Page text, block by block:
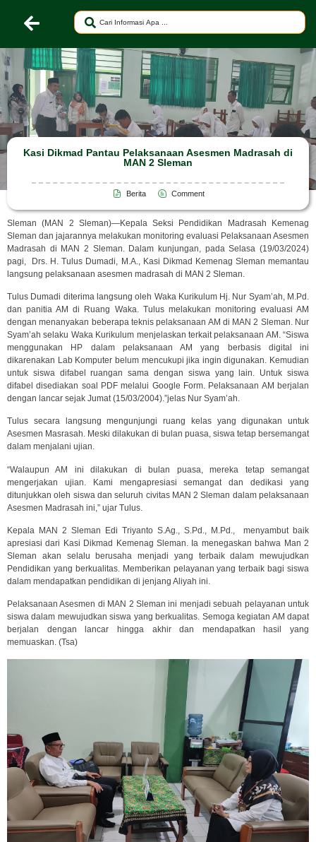
Kasi Dikmad Pantau Pelaksanaan Asesmen Madrasah di
MAN 2 Sleman
Berita Comment
Sleman (MAN 2 Sleman)—Kepala Seksi Pendidikan Madrasah Kemenag
Sleman dan jajarannya melakukan monitoring evaluasi Pelaksanaan Asesmen
Madrasah di MAN 2 Sleman. Dalam kunjungan, pada Selasa (19/03/2024)
pagi, Drs. H. Tulus Dumadi, M.A., Kasi Dikmad Kemenag Sleman memantau
langsung pelaksanaan asesmen madrasah di MAN 2 Sleman.
Tulus Dumadi diterima langsung oleh Waka Kurikulum Hj. Nur Syam’ah, M.Pd.
dan panitia AM di Ruang Waka. Tulus melakukan monitoring evaluasi AM
dengan menanyakan beberapa teknis pelaksanaan AM di MAN 2 Sleman. Nur
Syam’ah selaku Waka Kurikulum menjelaskan terkait pelaksanaan AM. “Siswa
menggunakan HP dalam pelaksanaan AM yang berbasis digital ini
dikarenakan Lab Komputer belum mencukupi jika ingin digunakan. Kemudian
untuk siswa difabel ruangan sama dengan siswa yang lain. Untuk siswa
difabel disediakan soal PDF melalui Google Form. Pelaksanaan AM berjalan
dengan lancar sejak Jumat (15/03/2004).”jelas Nur Syam’ah.
Tulus secara langsung mengunjungi ruang kelas yang digunakan untuk
Asesmen Masrasah. Meski dilakukan di bulan puasa, siswa tetap bersemangat
dalam menjalani ujian.
“Walaupun AM ini dilakukan di bulan puasa, mereka tetap semangat
mengerjakan ujian. Kami mengapresiasi semangat dan dedikasi yang
ditunjukkan oleh siswa dan seluruh civitas MAN 2 Sleman dalam pelaksanaan
Asesmen Madrasah ini,” ujar Tulus.
Kepala MAN 2 Sleman Edi Triyanto S.Ag., S.Pd., M.Pd., menyambut baik
apresiasi dari Kasi Dikmad Kemenag Sleman. Ia menegaskan bahwa Man 2
Sleman akan selalu berusaha menjadi yang terbaik dalam mewujudkan
Pendidikan yang berkualitas. Memberikan pelayanan yang terbaik bagi siswa
dalam mendapatkan pendidikan di jenjang Aliyah ini.
Pelaksanaan Asesmen di MAN 2 Sleman ini menjadi sebuah pelayanan untuk
siswa dalam mewujudkan siswa yang berkualitas. Semoga kegiatan AM dapat
berjalan dengan lancar hingga akhir dan mendapatkan hasil yang
memuaskan. (Tsa)